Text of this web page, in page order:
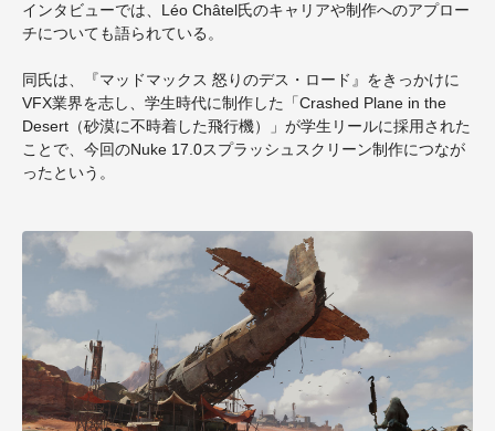
インタビューでは、Léo Châtel氏のキャリアや制作へのアプロー
チについても語られている。
同氏は、『マッドマックス 怒りのデス・ロード』をきっかけに
VFX業界を志し、学生時代に制作した「Crashed Plane in the
Desert（砂漠に不時着した飛行機）」が学生リールに採用された
ことで、今回のNuke 17.0スプラッシュスクリーン制作につなが
ったという。